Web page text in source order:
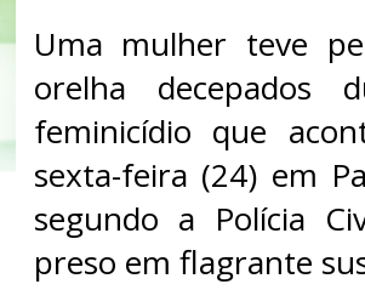
Uma mulher teve
orelha decepados
feminicídio que
sexta-feira (24) em
segundo a Polícia
preso em flagrante